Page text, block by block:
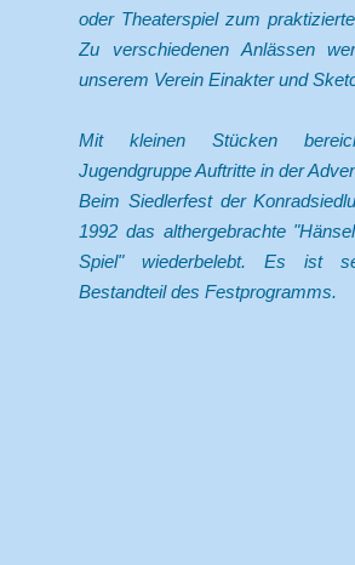
oder Theaterspiel zum
Zu verschiedenen Anlässen
unserem Verein Einakter und
Mit kleinen Stücken
Jugendgruppe Auftritte in der
Beim Siedlerfest der
1992 das althergebrachte
Spiel" wiederbelebt. Es ist
Bestandteil des Festprogramms.